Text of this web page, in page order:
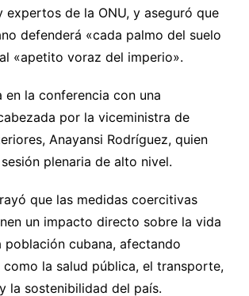
expertos de la ONU, y aseguró que
defenderá «cada palmo del suelo
«apetito voraz del imperio».
en la conferencia con una
por la viceministra de
Anayansi Rodríguez, quien
plenaria de alto nivel.
que las medidas coercitivas
un impacto directo sobre la vida
población cubana, afectando
como la salud pública, el transporte,
la sostenibilidad del país.